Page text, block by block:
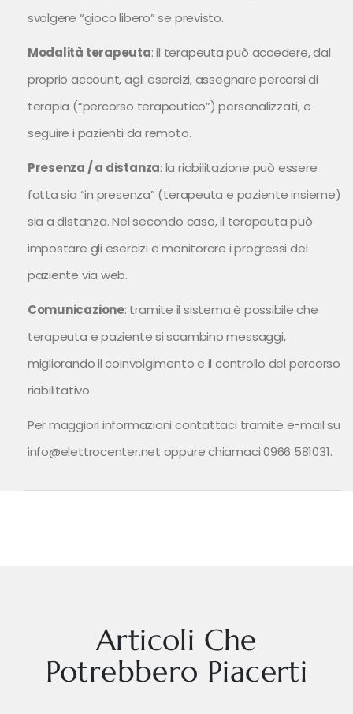
svolgere “gioco libero” se previsto.
Modalità terapeuta: il terapeuta può accedere, dal
proprio account, agli esercizi, assegnare percorsi di
terapia (“percorso terapeutico”) personalizzati, e
seguire i pazienti da remoto.
Presenza / a distanza: la riabilitazione può essere
fatta sia “in presenza” (terapeuta e paziente insieme)
sia a distanza. Nel secondo caso, il terapeuta può
impostare gli esercizi e monitorare i progressi del
paziente via web.
Comunicazione: tramite il sistema è possibile che
terapeuta e paziente si scambino messaggi,
migliorando il coinvolgimento e il controllo del percorso
riabilitativo.
Per maggiori informazioni contattaci tramite e-mail su
info@elettrocenter.net oppure chiamaci 0966 581031.
Articoli Che
Potrebbero Piacerti